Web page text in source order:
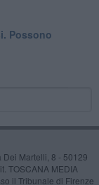
Possono
Martelli, 8 - 50129
TOSCANA MEDIA
il Tribunale di Firenze